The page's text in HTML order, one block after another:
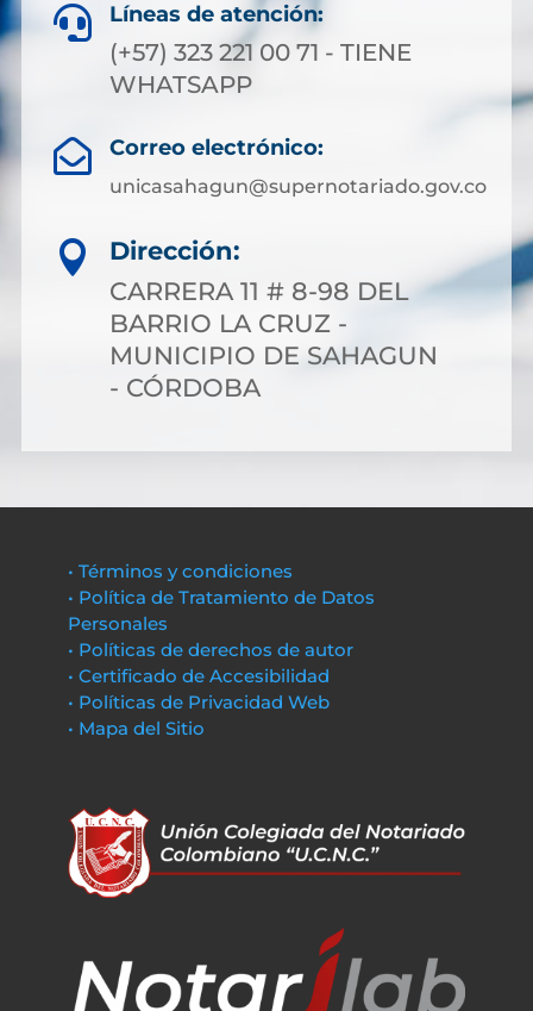
 Líneas de atención:
(+57) 323 221 00 71 - TIENE
WHATSAPP
 Correo electrónico:
unicasahagun@supernotariado.gov.co

Dirección:
CARRERA 11 # 8-98 DEL
BARRIO LA CRUZ -
MUNICIPIO DE SAHAGUN
- CÓRDOBA
• Términos y condiciones
• Política de Tratamiento de Datos
Personales
• Políticas de derechos de autor
• Certificado de Accesibilidad
• Políticas de Privacidad Web
• Mapa del Sitio